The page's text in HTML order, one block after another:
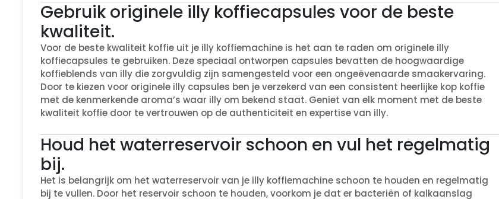
Gebruik originele illy koffiecapsules voor de beste
kwaliteit.
Voor de beste kwaliteit koffie uit je illy koffiemachine is het aan te raden om originele illy
koffiecapsules te gebruiken. Deze speciaal ontworpen capsules bevatten de hoogwaardige
koffieblends van illy die zorgvuldig zijn samengesteld voor een ongeëvenaarde smaakervaring.
Door te kiezen voor originele illy capsules ben je verzekerd van een consistent heerlijke kop koffie
met de kenmerkende aroma’s waar illy om bekend staat. Geniet van elk moment met de beste
kwaliteit koffie door te vertrouwen op de authenticiteit en expertise van illy.
Houd het waterreservoir schoon en vul het regelmatig
bij.
Het is belangrijk om het waterreservoir van je illy koffiemachine schoon te houden en regelmatig
bij te vullen. Door het reservoir schoon te houden, voorkom je dat er bacteriën of kalkaanslag